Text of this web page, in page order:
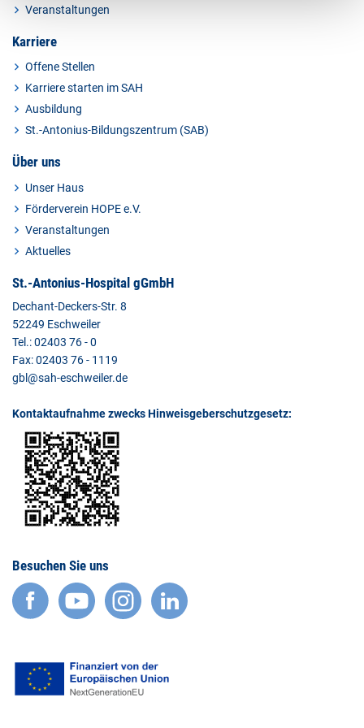
Veranstaltungen
Karriere
Offene Stellen
Karriere starten im SAH
Ausbildung
St.-Antonius-Bildungszentrum (SAB)
Über uns
Unser Haus
Förderverein HOPE e.V.
Veranstaltungen
Aktuelles
St.-Antonius-Hospital gGmbH
Dechant-Deckers-Str. 8
52249 Eschweiler
Tel.: 02403 76 - 0
Fax: 02403 76 - 1119
gbl@sah-eschweiler.de
Kontaktaufnahme zwecks Hinweisgeberschutzgesetz:
Besuchen Sie uns
facebook
YouTube
Instagram